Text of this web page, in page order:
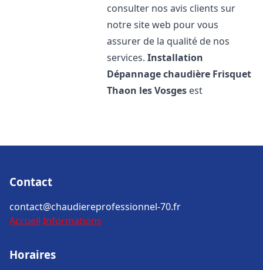
consulter nos avis clients sur
notre site web pour vous
assurer de la qualité de nos
services.Installation
Dépannage chaudière Frisquet
Thaon les Vosges est
Contact
contact@chaudiereprofessionnel-70.fr
Accueil Informations
Horaires